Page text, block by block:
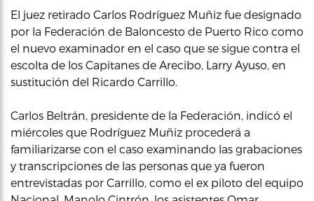
El juez retirado Carlos Rodríguez Muñiz fue designado
por la Federación de Baloncesto de Puerto Rico como
el nuevo examinador en el caso que se sigue contra el
escolta de los Capitanes de Arecibo, Larry Ayuso, en
sustitución del Ricardo Carrillo.
Carlos Beltrán, presidente de la Federación, indicó el
miércoles que Rodríguez Muñiz procederá a
familiarizarse con el caso examinando las grabaciones
y transcripciones de las personas que ya fueron
entrevistadas por Carrillo, como el ex piloto del equipo